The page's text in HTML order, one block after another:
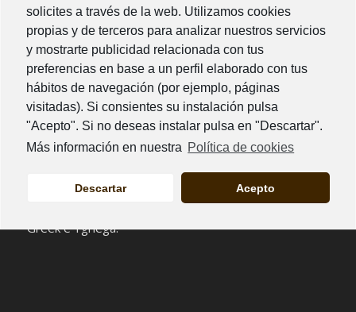
solicites a través de la web. Utilizamos cookies
propias y de terceros para analizar nuestros servicios
y mostrarte publicidad relacionada con tus
preferencias en base a un perfil elaborado con tus
hábitos de navegación (por ejemplo, páginas
visitadas). Si consientes su instalación pulsa
"Acepto". Si no deseas instalar pulsa en "Descartar".
Más información en nuestra Política de cookies
Descartar Acepto
(+34) 937 151 081
rensika@rensika.com
En Rensika comercializamosproductos líderes en el
mercado europeocon tendencia al alza en su
Productos realizados con
ingredientes de primera
Greek e Ygriega.